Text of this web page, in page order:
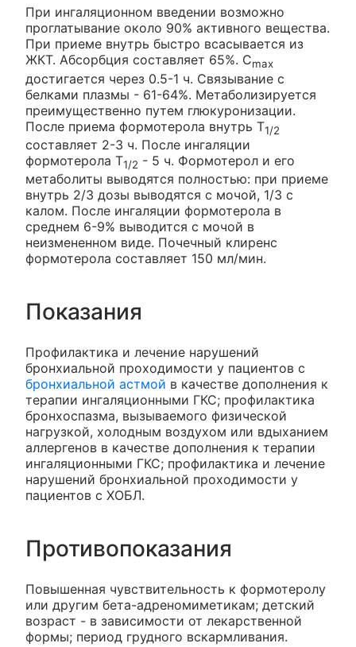
При ингаляционном введении возможно
проглатывание около 90% активного вещества.
При приеме внутрь быстро всасывается из
ЖКТ. Абсорбция составляет 65%. Cmax
достигается через 0.5-1 ч. Связывание с
белками плазмы - 61-64%. Метаболизируется
преимущественно путем глюкуронизации.
После приема формотерола внутрь T1/2
составляет 2-3 ч. После ингаляции
формотерола T1/2 - 5 ч. Формотерол и его
метаболиты выводятся полностью: при приеме
внутрь 2/3 дозы выводятся с мочой, 1/3 с
калом. После ингаляции формотерола в
среднем 6-9% выводится с мочой в
неизмененном виде. Почечный клиренс
формотерола составляет 150 мл/мин.
Показания
Профилактика и лечение нарушений
бронхиальной проходимости у пациентов с
бронхиальной астмой в качестве дополнения к
терапии ингаляционными ГКС; профилактика
бронхоспазма, вызываемого физической
нагрузкой, холодным воздухом или вдыханием
аллергенов в качестве дополнения к терапии
ингаляционными ГКС; профилактика и лечение
нарушений бронхиальной проходимости у
пациентов с ХОБЛ.
Противопоказания
Повышенная чувствительность к формотеролу
или другим бета-адреномиметикам; детский
возраст - в зависимости от лекарственной
формы; период грудного вскармливания.